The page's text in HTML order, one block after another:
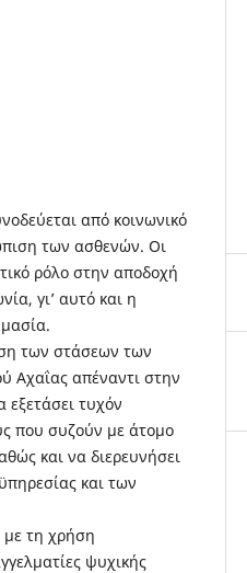
από κοινωνικό
των ασθενών. Οι
ρόλο στην αποδοχή
γι’ αυτό και η
των στάσεων των
Αχαΐας απέναντι στην
τυχόν
που συζούν με άτομο
και να διερευνήσει
και των
με τη χρήση
ψυχικής